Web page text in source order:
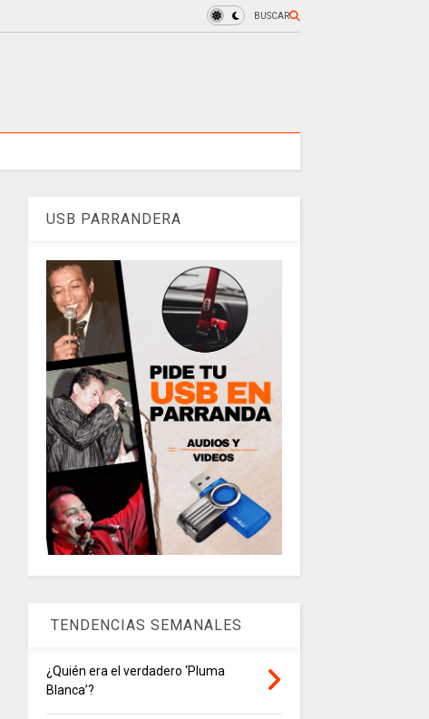
BUSCAR
USB PARRANDERA
TENDENCIAS SEMANALES
¿Quién era el verdadero ‘Pluma
Blanca’?